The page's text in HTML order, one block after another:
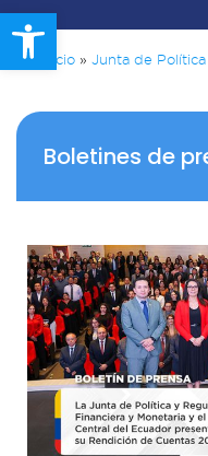
Open
Inicio » Junta de
Boletines de